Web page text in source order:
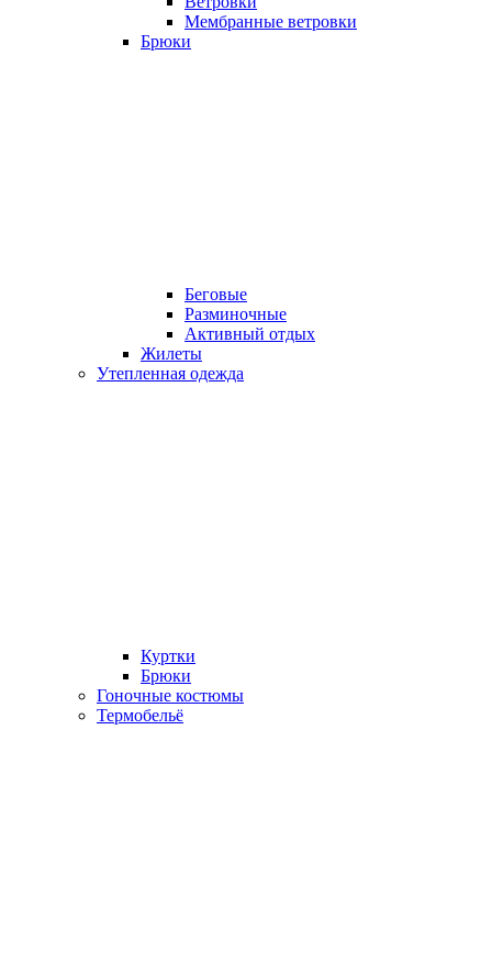
Мембранные ветровки
Брюки
Беговые
Разминочные
Активный отдых
Жилеты
Утепленная одежда
Куртки
Брюки
Гоночные костюмы
Термобельё